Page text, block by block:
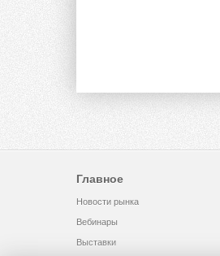
Главное
Новости рынка
Вебинары
Выставки